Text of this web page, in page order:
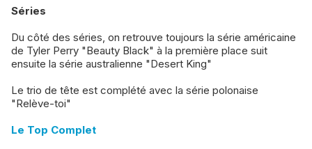
Séries
Du côté des séries, on retrouve toujours la série américaine
de Tyler Perry "Beauty Black" à la première place suit
ensuite la série australienne "Desert King"
Le trio de tête est complété avec la série polonaise
"Relève-toi"
Le Top Complet